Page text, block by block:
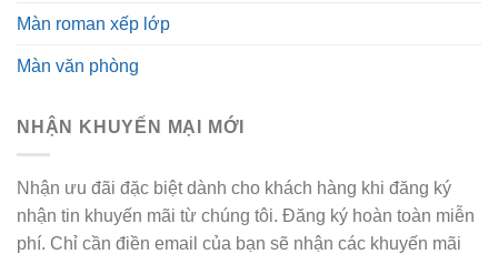
Màn roman xếp lớp
Màn văn phòng
NHẬN KHUYẾN MẠI MỚI
Nhận ưu đãi đặc biệt dành cho khách hàng khi đăng ký
nhận tin khuyến mãi từ chúng tôi. Đăng ký hoàn toàn miễn
phí. Chỉ cần điền email của bạn sẽ nhận các khuyến mãi